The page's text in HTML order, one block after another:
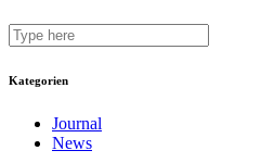
Kategorien
Journal
News